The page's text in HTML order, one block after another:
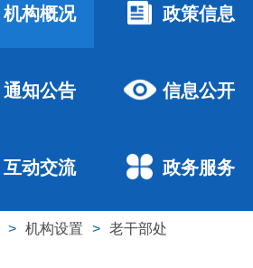
机构概况 政策信息
通知公告 信息公开
互动交流 政务服务
> 机构设置 > 老干部处